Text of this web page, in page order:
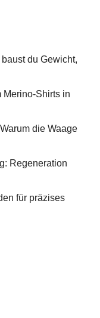
du Gewicht,
Merino-Shirts in
die Waage
Regeneration
für präzises